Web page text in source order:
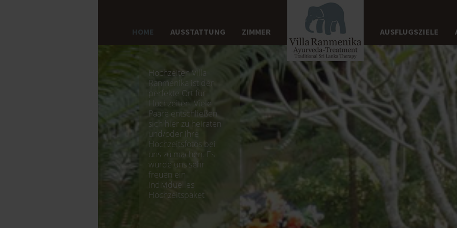
HOME AUSSTATTUNG ZIMMER AUSFLUGSZIELE
Hochzeiten Villa
Ranmenika ist der
perfekte Ort für
Hochzeiten. Viele
Paare entschließen
sich hier zu heiraten
und/oder ihre
Hochzeitsfotos bei
uns zu machen. Es
würde uns sehr
freuen ein
individuelles
Hochzeitspaket